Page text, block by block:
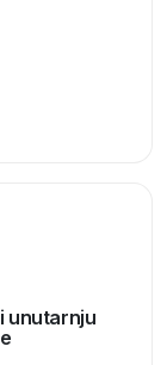
i unutarnju